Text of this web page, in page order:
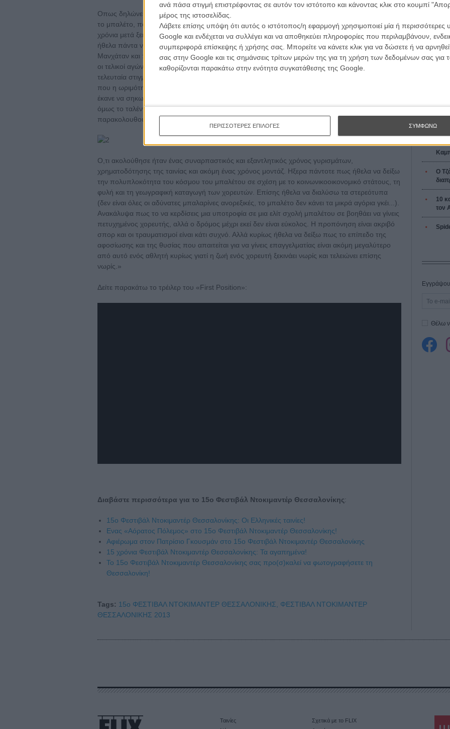
ανά πάσα στιγμή επιστρέφοντας σε αυτόν τον ιστότοπο και κάνοντας κλικ στο κουμπί
μέρος της ιστοσελίδας.
Λάβετε επίσης υπόψη ότι αυτός ο ιστότοπος/η εφαρμογή χρησιμοποιεί μία ή περισσότερες
Google και ενδέχεται να συλλέγει και να αποθηκεύει πληροφορίες που περιλαμβάνουν,
συμπεριφορά επίσκεψης ή χρήσης σας. Μπορείτε να κάνετε κλικ για να δώσετε ή να
σας στην Google και τις σημάνσεις τρίτων μερών της για τη χρήση των δεδομένων σας
καθορίζονται παρακάτω στην ενότητα συγκατάθεσης της Google.
ΠΕΡΙΣΣΟΤΕΡΕΣ ΕΠΙΛΟΓΕΣ ΣΥΜΦΩΝΩ
Οπως δηλώνει και η ίδια η Κάργκμαν: «Σε όλη μου την παιδική ηλικία χόρευα. Αγαπούσα πάντα
το μπαλέτο, παρά την απόφασή μου να αποσυρθώ στην ηλικά των 14 ετών. Δεκατέσσερα
χρόνια μετά ξεκίνησα να σκηνοθετώ την πρώτη μου ταινία με σκοπό να φτιάξω μια ταινία που
ήθελα πάντα να είχε γίνει. Και ήμουν τυχερή: την Ανοιξη του 2009 περπατούσα στο κάτω
Μανχάταν και παρατήρησα μια παρέα χορευτών να μπαίνουν σε ένα θέατρο όπου διεξάγονταν
οι τελικοί αγώνες του Youth America Grand Prix. Δεν είχε εισιτήρια και έτσι κατάφερα να βρω
τελευταία στιγμή μια θέση στην τελευταία σειρά. Στη σκηνή είχε ανέβει μια 11χρονη μπαλαρίνα
που η ωριμότητα, η χάρη, η τεχνική και η δύναμή της (μέσα σε μόλις 2 λεπτά εμφάνισης) με
έκανε να σηκωθώ, να φύγω και να πω πως "Αυτή θα είναι η ταινία μου". Το να καταγράψεις
όμως το ταλέντο δεν αρκεί για μια ταινία, οπότε επέλεξα με προσοχή τους χορευτές που θα
παρακολουθούσα ανάλογα με τις προσωπικές ιστορίες και τις καταβολές τους.
Ο,τι ακολούθησε ήταν ένας συναρπαστικός και εξαντλητικός χρόνος γυρισμάτων,
χρηματοδότησης της ταινίας και ακόμη ένας χρόνος μοντάζ. Ηξερα πάντοτε πως ήθελα να δείξω
την πολυπλοκότητα του κόσμου του μπαλέτου σε σχέση με το κοινωνικοοικονομικό στάτους, τη
φυλή και τη γεωγραφική καταγωγή των χορευτών. Επίσης ήθελα να διαλύσω τα στερεότυπα
(δεν είναι όλες οι αδύνατες μπαλαρίνες ανορεξικές, το μπαλέτο δεν κάνει τα μικρά αγόρια γκέι...).
Ανακάλυψα πως το να κερδίσεις μια υποτροφία σε μια ελίτ σχολή μπαλέτου σε βοηθάει να γίνεις
πετυχημένος χορευτής, αλλά ο δρόμος μέχρι εκεί δεν είναι εύκολος. Η προπόνηση είναι ακριβό
σπορ και οι τραυματισμοί είναι κάτι συχνό. Αλλά κυρίως ήθελα να δείξω πως το επίπεδο της
αφοσίωσης και της θυσίας που απαιτείται για να γίνεις επαγγελματίας είναι ακόμη μεγαλύτερο
από αυτό ενός αθλητή κυρίως γιατί η ζωή ενός χορευτή ξεκινάει νωρίς και τελειώνει επίσης
νωρίς.»
Δείτε παρακάτω το τρέιλερ του «First Position»:
Διαβάστε περισσότερα για το 15ο Φεστιβάλ Ντοκιμαντέρ Θεσσαλονίκης:
15ο Φεστιβάλ Ντοκιμαντέρ Θεσσαλονίκης: Οι Ελληνικές ταινίες!
Ενας «Αόρατος Πόλεμος» στο 15ο Φεστιβάλ Ντοκιμαντέρ Θεσσαλονίκης!
Αφιέρωμα στον Πατρίσιο Γκουσμάν στο 15ο Φεστιβάλ Ντοκιμαντέρ Θεσσαλονίκης
15 χρόνια Φεστιβάλ Ντοκιμαντέρ Θεσσαλονίκης: Τα αγαπημένα!
Το 15ο Φεστιβάλ Ντοκιμαντέρ Θεσσαλονίκης σας προ(σ)καλεί να φωτογραφήσετε τη
Θεσσαλονίκη!
Tags: 15ο ΦΕΣΤΙΒΑΛ ΝΤΟΚΙΜΑΝΤΕΡ ΘΕΣΣΑΛΟΝΙΚΗΣ,
ΦΕΣΤΙΒΑΛ ΝΤΟΚΙΜΑΝΤΕΡ
ΘΕΣΣΑΛΟΝΙΚΗΣ 2013
Πέδρο
Ο
L’
Ζαν-Πολ
Ο
10
τον
Θέλω
Ταινίες
Σχετικά με το FLIX